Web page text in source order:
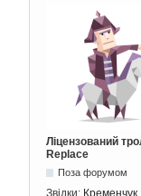
Ліцензований
Replace
Поза форумом
Звідки: